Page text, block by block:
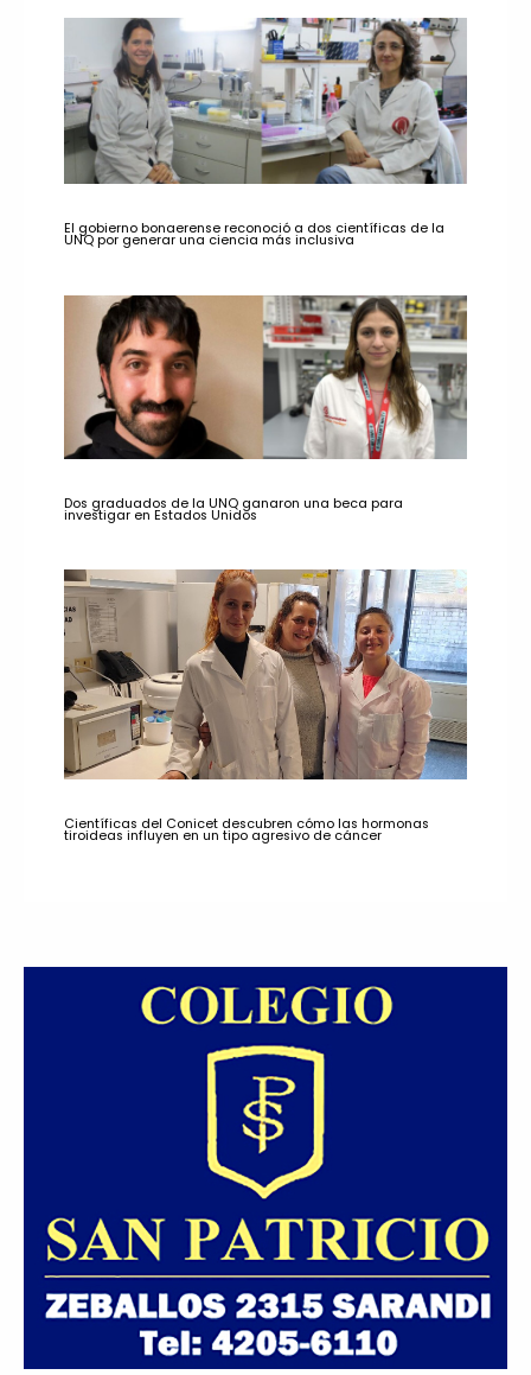
El gobierno bonaerense reconoció a dos científicas de la
UNQ por generar una ciencia más inclusiva
Dos graduados de la UNQ ganaron una beca para
investigar en Estados Unidos
Científicas del Conicet descubren cómo las hormonas
tiroideas influyen en un tipo agresivo de cáncer